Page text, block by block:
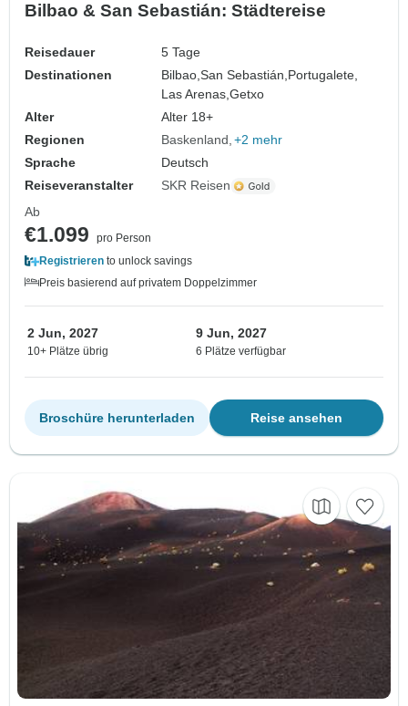
Bilbao & San Sebastián: Städtereise
Reisedauer
5 Tage
Destinationen
Bilbao,San Sebastián, Portugalete,
Las Arenas,Getxo
Alter
Alter 18+
Regionen
Baskenland +2 mehr
Sprache
Deutsch
Reiseveranstalter
SKR Reisen
Ab
€1.099
pro Person
Registrieren to unlock savings
Preis basierend auf privatem Doppelzimmer
2 Jun, 2027
10+ Plätze übrig
9 Jun, 2027
6 Plätze verfügbar
Reise ansehen
Broschüre herunterladen